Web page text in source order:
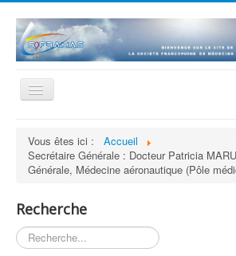
Basculer
La société
Adhésion
Revue
Vous êtes ici :
Accueil
Secrétaire Générale : Docteur Patricia
Générale, Médecine aéronautique (Pôle
Recherche
Rechercher